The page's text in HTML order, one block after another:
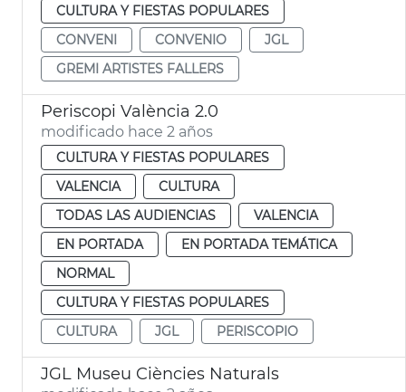
CULTURA Y FIESTAS POPULARES
CONVENI
CONVENIO
JGL
GREMI ARTISTES FALLERS
Periscopi València 2.0
modificado hace 2 años
CULTURA Y FIESTAS POPULARES
VALENCIA
CULTURA
TODAS LAS AUDIENCIAS
VALENCIA
EN PORTADA
EN PORTADA TEMÁTICA
NORMAL
CULTURA Y FIESTAS POPULARES
CULTURA
JGL PERISCOPIO
JGL Museu Ciències Naturals